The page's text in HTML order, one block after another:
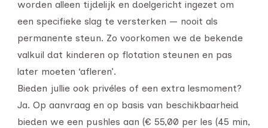
worden alleen tijdelijk en doelgericht ingezet om
een specifieke slag te versterken — nooit als
permanente steun. Zo voorkomen we de bekende
valkuil dat kinderen op flotation steunen en pas
later moeten ‘afleren’.
Bieden jullie ook privéles of een extra lesmoment?
Ja. Op aanvraag en op basis van beschikbaarheid
bieden we een pushles aan (€ 55,00 per les (45 min,